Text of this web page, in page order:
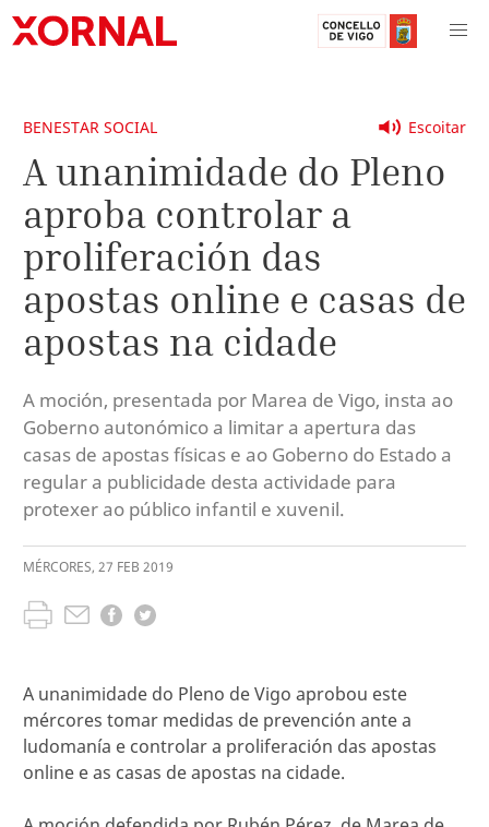
Escoitar
BENESTAR SOCIAL
A unanimidade do Pleno
aproba controlar a
proliferación das
apostas online e casas de
apostas na cidade
A moción, presentada por Marea de Vigo, insta ao
Goberno autonómico a limitar a apertura das
casas de apostas físicas e ao Goberno do Estado a
regular a publicidade desta actividade para
protexer ao público infantil e xuvenil.
MÉRCORES, 27 FEB 2019
A unanimidade do Pleno de Vigo aprobou este
mércores tomar medidas de prevención ante a
ludomanía e controlar a proliferación das apostas
online e as casas de apostas na cidade.